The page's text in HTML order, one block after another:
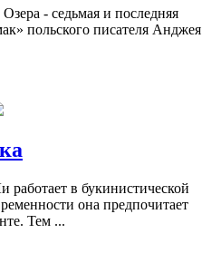
- седьмая и последняя
польского писателя Анджея
работает в букинистической
она предпочитает
Тем ...